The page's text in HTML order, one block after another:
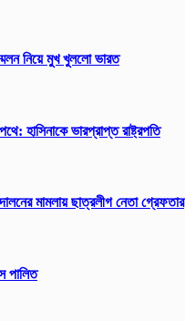
নিয়ে মুখ খুললো ভারত
হাসিনাকে ভারপ্রাপ্ত রাষ্ট্রপতি
মামলায় ছাত্রলীগ নেতা গ্রেফতার
পা‌লিত